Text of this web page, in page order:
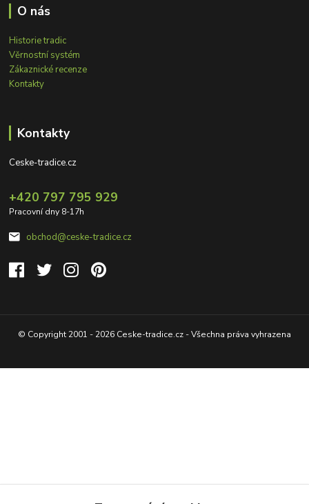
O nás
Historie tradic
Věrnostní systém
Zákaznické recenze
Kontakty
Kontakty
Ceske-tradice.cz
+420 797 795 929
Pracovní dny 8-17h
obchod@ceske-tradice.cz
© Copyright 2001 - 2026 Ceske-tradice.cz - Všechna práva vyhrazena